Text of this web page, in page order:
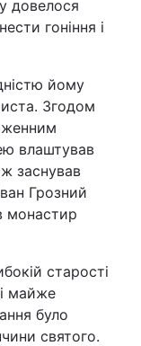
довелося
гоніння і
йому
Згодом
влаштував
заснував
Грозний
монастир
старості
майже
було
святого.